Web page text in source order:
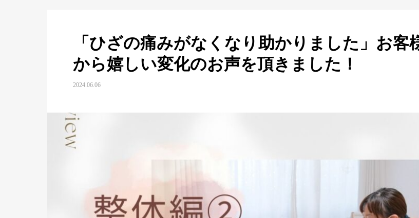
「ひざの痛みがなくなり助かりました」お客
から嬉しい変化のお声を頂きました！
2024.06.06